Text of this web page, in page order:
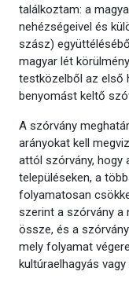
találkoztam: a
nehézségeivel és
szász)
magyar lét
testközelből az első
benyomást keltő
A szórvány
arányokat kell
attól szórvány, hogy
településeken, a
folyamatosan
szerint a szórvány a
össze, és a
mely folyamat
kultúraelhagyás